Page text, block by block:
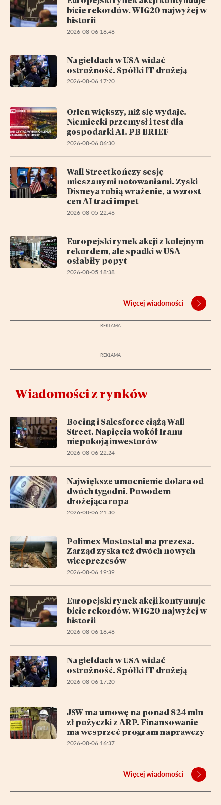
bicie rekordów. WIG20 najwyżej w
historii
2026-08-06 18:48
Na giełdach w USA widać
ostrożność. Spółki IT drożeją
2026-08-06 17:20
Orlen większy, niż się wydaje.
Niemiecki przemysł i test dla
gospodarki AI. PB BRIEF
2026-08-06 06:30
Wall Street kończy sesję
mieszanymi notowaniami. Zyski
Disneya robią wrażenie, a wzrost
cen AI traci impet
2026-08-05 22:46
Europejski rynek akcji z kolejnym
rekordem, ale spadki w USA
osłabiły popyt
2026-08-05 18:38
Więcej wiadomości
Wiadomości z rynków
Boeing i Salesforce ciążą Wall
Street. Napięcia wokół Iranu
niepokoją inwestorów
2026-08-06 22:24
Największe umocnienie dolara od
dwóch tygodni. Powodem
drożejąca ropa
2026-08-06 21:30
Polimex Mostostal ma prezesa.
Zarząd zyska też dwóch nowych
wiceprezesów
2026-08-06 19:39
Europejski rynek akcji kontynuuje
bicie rekordów. WIG20 najwyżej w
historii
2026-08-06 18:48
Na giełdach w USA widać
ostrożność. Spółki IT drożeją
2026-08-06 17:20
JSW ma umowę na ponad 824 mln
zł pożyczki z ARP. Finansowanie
ma wesprzeć program naprawczy
2026-08-06 16:37
Więcej wiadomości